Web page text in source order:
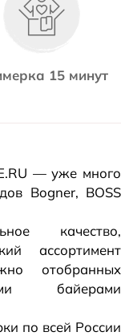
15 минут
— уже много
Bogner, BOSS
качество,
ассортимент
отобранных
байерами
по всей России